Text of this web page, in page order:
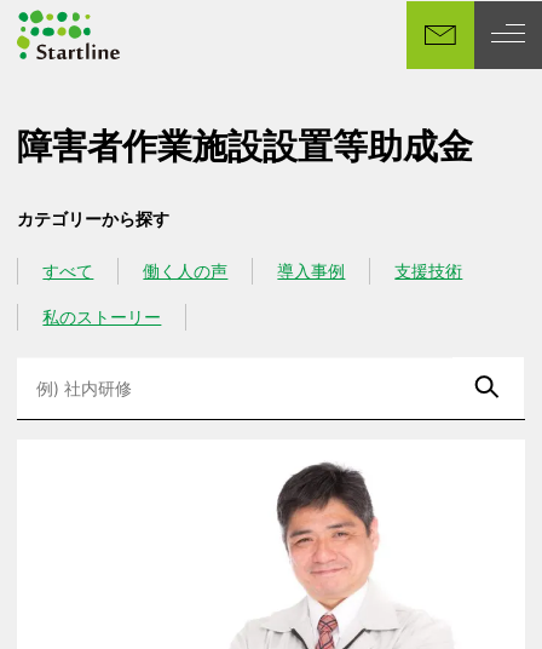
イ
へ
移
障害者作業施設設置等助成金
カテゴリーから探す
カテゴリー
すべて
カテゴリー
働く人の声
カテゴリー
導入事例
カテゴリー
支援技術
カテゴリー
私のストーリー